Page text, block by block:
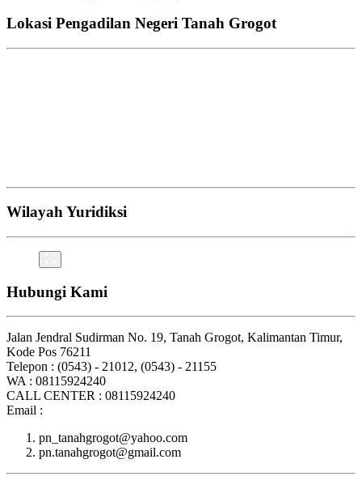
Lokasi Pengadilan Negeri Tanah Grogot
Wilayah Yuridiksi
Hubungi Kami
Jalan Jendral Sudirman No. 19, Tanah Grogot, Kalimantan Timur,
Kode Pos 76211
Telepon : (0543) - 21012, (0543) - 21155
WA : 08115924240
CALL CENTER : 08115924240
Email :
pn_tanahgrogot@yahoo.com
pn.tanahgrogot@gmail.com